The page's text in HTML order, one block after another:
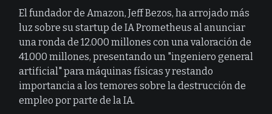
El fundador de Amazon, Jeff Bezos, ha arrojado más
luz sobre su startup de IA Prometheus al anunciar
una ronda de 12.000 millones con una valoración de
41.000 millones, presentando un "ingeniero general
artificial" para máquinas físicas y restando
importancia a los temores sobre la destrucción de
empleo por parte de la IA.